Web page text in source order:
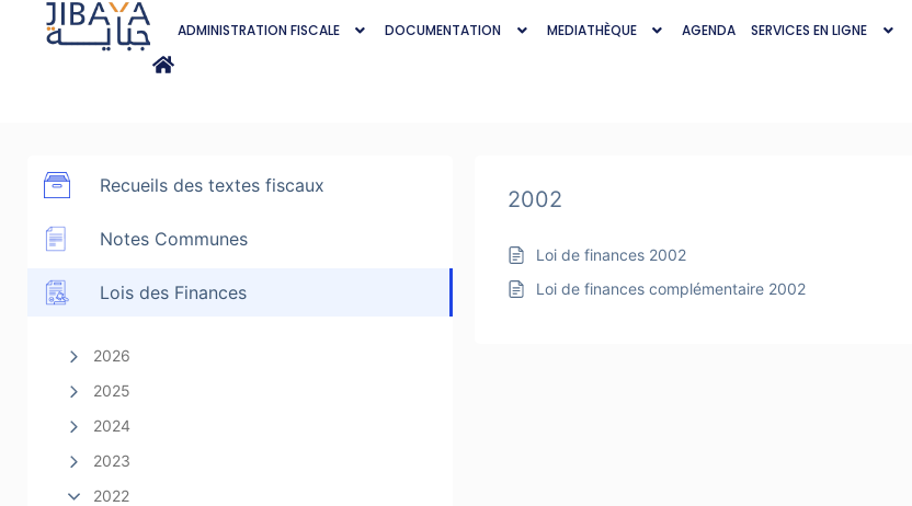
ADMINISTRATION FISCALE DOCUMENTATION MEDIATHÈQUE AGENDA SERVICES EN LIGNE
Recueils des textes fiscaux
Notes Communes
Lois des Finances
2026
2025
2024
2023
2022
2002
Loi de finances 2002
Loi de finances complémentaire 2002